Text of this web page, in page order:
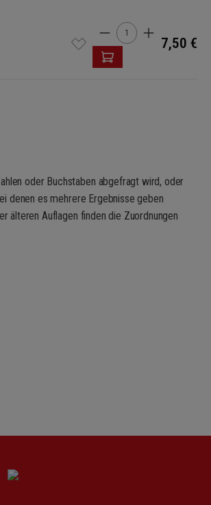
Quantité de
7,50 €
oder Buchstaben abgefragt wird, oder
denen es mehrere Ergebnisse geben
älteren Auflagen finden die Zuordnungen